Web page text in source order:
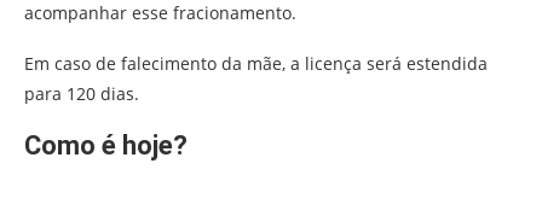
acompanhar esse fracionamento.
Em caso de falecimento da mãe, a licença será estendida
para 120 dias.
Como é hoje?